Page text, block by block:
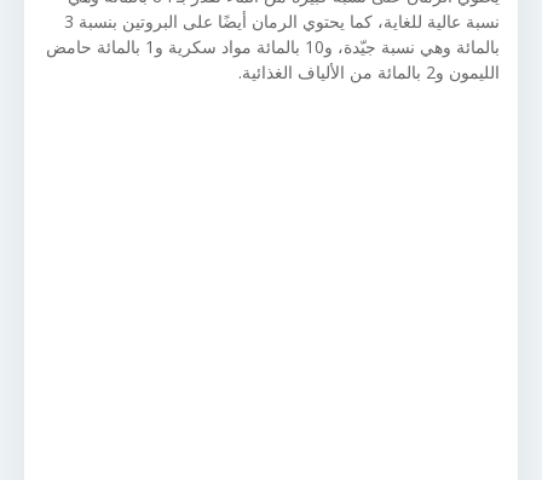
نسبة عالية للغاية، كما يحتوي الرمان أيضًا على البروتين بنسبة 3
بالمائة وهي نسبة جيّدة، و10 بالمائة مواد سكرية و1 بالمائة حامض
الليمون و2 بالمائة من الألياف الغذائية.